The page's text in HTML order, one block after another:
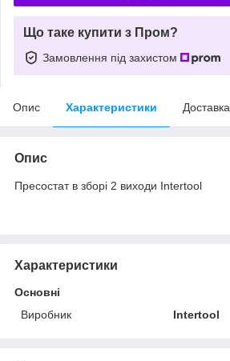
Що таке купити з Пром?
Замовлення під захистом
Опис Характеристики Доставка
Опис
Пресостат в зборі 2 виходи Intertool
Характеристики
Основні
Виробник
Intertool